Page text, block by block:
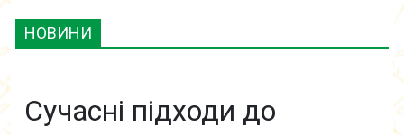
НОВИНИ
Сучасні підходи до